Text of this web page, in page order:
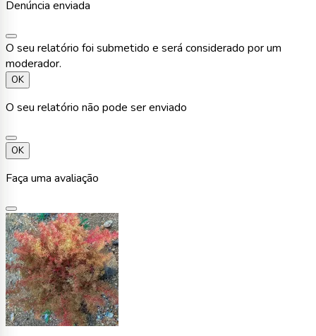
Denúncia enviada
O seu relatório foi submetido e será considerado por um
moderador.
OK
O seu relatório não pode ser enviado
OK
Faça uma avaliação